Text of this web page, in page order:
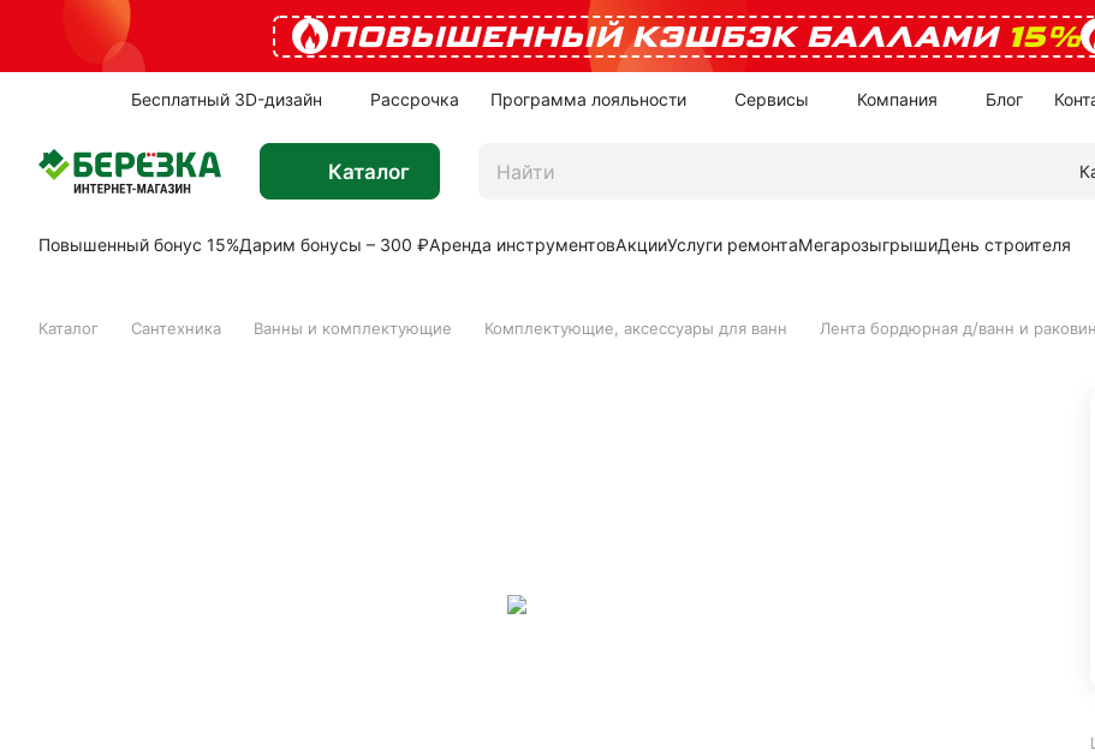
ПОВЫШЕННЫЙ КЭШБЭК БАЛЛАМИ 15%
Бесплатный 3D-дизайн Рассрочка Программа лояльности Сервисы Компания Блог
Каталог
Повышенный бонус 15%Дарим бонусы – 300 ₽Аренда инструментовАкцииУслуги ремонтаМегарозыгрышиДень строителя
Каталог Сантехника Ванны и комплектующие Комплектующие, аксессуары для ванн Лента бордюрная д/ванн и